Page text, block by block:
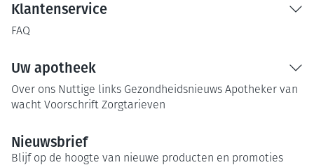
Klantenservice
FAQ
Uw apotheek
Over ons Nuttige links Gezondheidsnieuws Apotheker van
wacht Voorschrift Zorgtarieven
Nieuwsbrief
Blijf op de hoogte van nieuwe producten en promoties